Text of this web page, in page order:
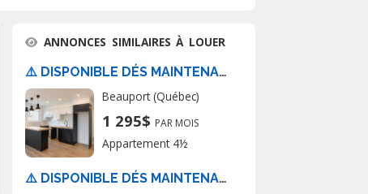
ANNONCES SIMILAIRES À LOUER
⚠️ DISPONIBLE DÉS MAINTENANT ⚠️
Beauport (Québec)
1 295$ PAR MOIS
Appartement 4½
⚠️ DISPONIBLE DÉS MAINTENANT ⚠️